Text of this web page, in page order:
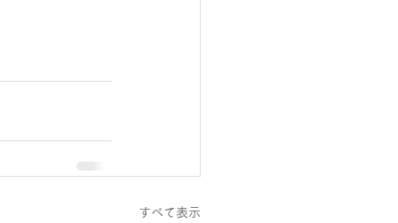
すべて表示